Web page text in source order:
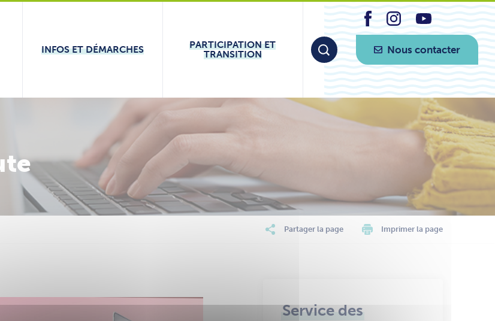
INFOS ET DÉMARCHES
PARTICIPATION ET
TRANSITION
Nous contacter
Partager la page Imprimer la page
Service des